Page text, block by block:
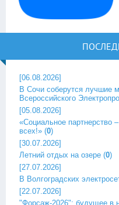
[06.08.2026]
В Сочи соберутся лучшие
Всероссийского
[05.08.2026]
«Социальное партнерство
всех!» (0)
[30.07.2026]
Летний отдых на озере (0)
[27.07.2026]
В Волгоградских
[22.07.2026]
"Форсаж-2026": будущее в